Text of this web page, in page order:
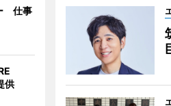
仕事
供